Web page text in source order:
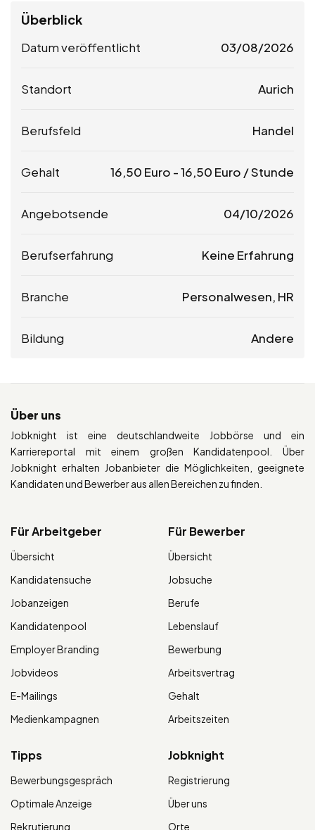
Überblick
Datum veröffentlicht 03/08/2026
Standort Aurich
Berufsfeld Handel
Gehalt 16,50 Euro -16,50 Euro / Stunde
Angebotsende 04/10/2026
Berufserfahrung Keine Erfahrung
Branche Personalwesen, HR
Bildung Andere
Über uns
Jobknight ist eine deutschlandweite Jobbörse und ein
Karriereportal mit einem großen Kandidatenpool. Über
Jobknight erhalten Jobanbieter die Möglichkeiten, geeignete
Kandidaten und Bewerber aus allen Bereichen zu finden.
Für Arbeitgeber
Übersicht
Kandidatensuche
Jobanzeigen
Kandidatenpool
Employer Branding
Jobvideos
E-Mailings
Medienkampagnen
Für Bewerber
Übersicht
Jobsuche
Berufe
Lebenslauf
Bewerbung
Arbeitsvertrag
Gehalt
Arbeitszeiten
Tipps
Bewerbungsgespräch
Optimale Anzeige
Rekrutierung
Jobknight
Registrierung
Über uns
Orte